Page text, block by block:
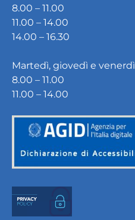
8.00 – 11.00
11.00 – 14.00
14.00 – 16.30
Martedì, giovedì e venerdì
8.00 – 11.00
11.00 – 14.00